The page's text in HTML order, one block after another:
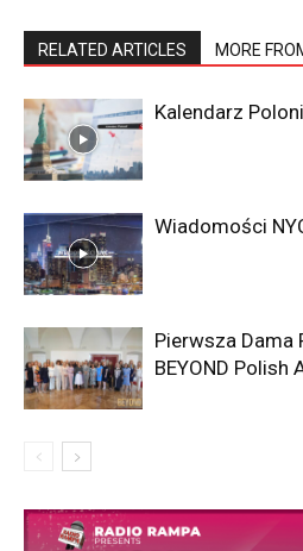
RELATED ARTICLES MORE
Kalendarz
Wiadomości
Pierwsza Dama
BEYOND Polish